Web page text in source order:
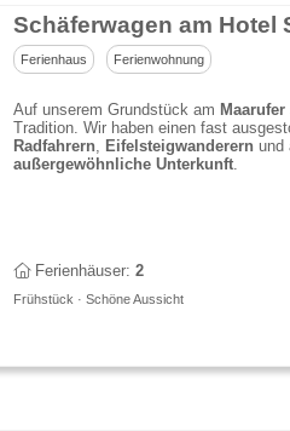
Schäferwagen am Hotel
Ferienhaus Ferienwohnung
Auf unserem Grundstück am Maarufer
Tradition. Wir haben einen fast
Radfahrern, Eifelsteigwanderern und
außergewöhnliche Unterkunft.
Ferienhäuser: 2
Frühstück · Schöne Aussicht